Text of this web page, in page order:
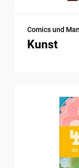
Comics und
Kunst